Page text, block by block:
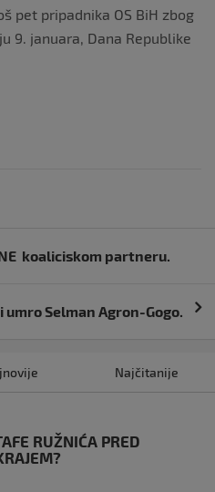
pet pripadnika OS BiH zbog
9. januara, Dana Republike
koaliciskom partneru.
umro Selman Agron-Gogo.
Najčitanije
RUŽNIĆA PRED